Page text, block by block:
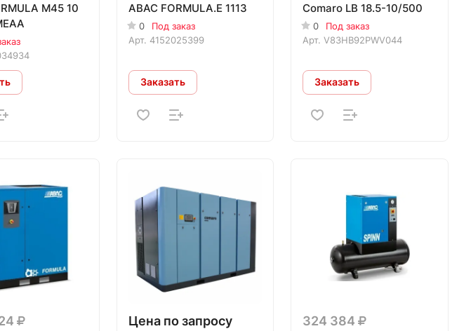
M45 10
ABAC FORMULA.E 1113
0
Под заказ
Арт. 4152025399
Заказать
Comaro LB 18.5-10/500
0
Под заказ
Арт.V83HB92PWV044
Заказать
Цена по запросу 324 384